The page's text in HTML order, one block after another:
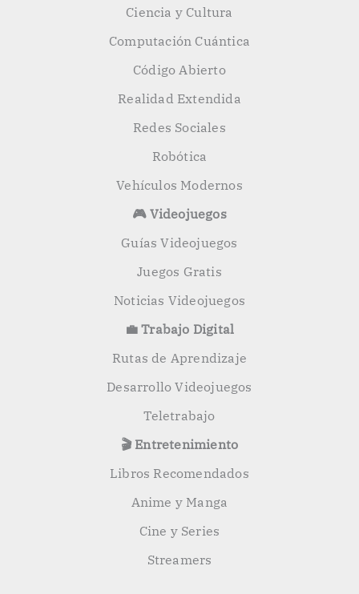
Ciencia y Cultura
Computación Cuántica
Código Abierto
Realidad Extendida
Redes Sociales
Robótica
Vehículos Modernos
🎮 Videojuegos
Guías Videojuegos
Juegos Gratis
Noticias Videojuegos
💼 Trabajo Digital
Rutas de Aprendizaje
Desarrollo Videojuegos
Teletrabajo
🎬 Entretenimiento
Libros Recomendados
Anime y Manga
Cine y Series
Streamers